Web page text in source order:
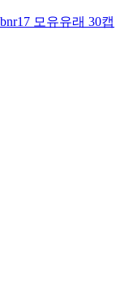
모유유래 30캡